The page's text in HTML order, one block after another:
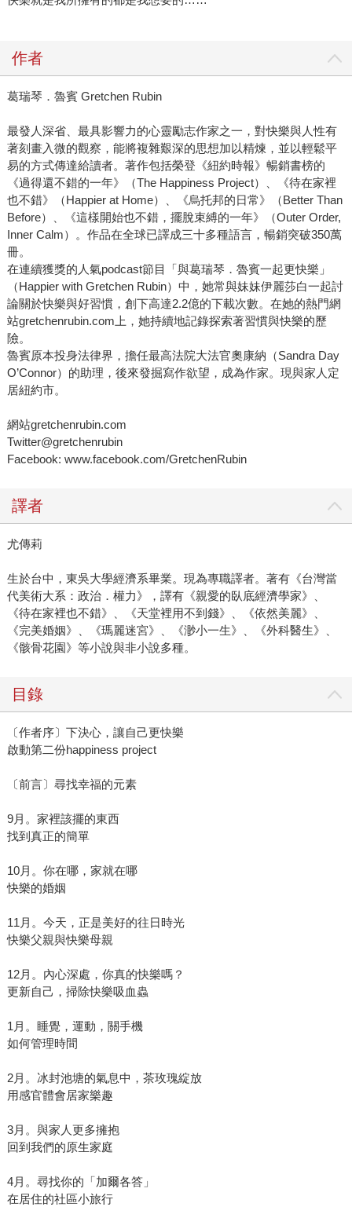
作者
葛瑞琴．魯賓 Gretchen Rubin
最發人深省、最具影響力的心靈勵志作家之一，對快樂與人性有
著刻畫入微的觀察，能將複雜艱深的思想加以精煉，並以輕鬆平
易的方式傳達給讀者。著作包括榮登《紐約時報》暢銷書榜的
《過得還不錯的一年》（The Happiness Project）、《待在家裡
也不錯》（Happier at Home）、《烏托邦的日常》（Better Than
Before）、《這樣開始也不錯，擺脫束縛的一年》（Outer Order,
Inner Calm）。作品在全球已譯成三十多種語言，暢銷突破350萬
冊。
在連續獲獎的人氣podcast節目「與葛瑞琴．魯賓一起更快樂」
（Happier with Gretchen Rubin）中，她常與妹妹伊麗莎白一起討
論關於快樂與好習慣，創下高達2.2億的下載次數。在她的熱門網
站gretchenrubin.com上，她持續地記錄探索著習慣與快樂的歷
險。
魯賓原本投身法律界，擔任最高法院大法官奧康納（Sandra Day
O’Connor）的助理，後來發掘寫作欲望，成為作家。現與家人定
居紐約市。
網站gretchenrubin.com
Twitter@gretchenrubin
Facebook: www.facebook.com/GretchenRubin
譯者
尤傳莉
生於台中，東吳大學經濟系畢業。現為專職譯者。著有《台灣當
代美術大系：政治．權力》，譯有《親愛的臥底經濟學家》、
《待在家裡也不錯》、《天堂裡用不到錢》、《依然美麗》、
《完美婚姻》、《瑪麗迷宮》、《渺小一生》、《外科醫生》、
《骸骨花園》等小說與非小說多種。
目錄
〔作者序〕下決心，讓自己更快樂
啟動第二份happiness project
〔前言〕尋找幸福的元素
9月。家裡該擺的東西
找到真正的簡單
10月。你在哪，家就在哪
快樂的婚姻
11月。今天，正是美好的往日時光
快樂父親與快樂母親
12月。內心深處，你真的快樂嗎？
更新自己，掃除快樂吸血蟲
1月。睡覺，運動，關手機
如何管理時間
2月。冰封池塘的氣息中，茶玫瑰綻放
用感官體會居家樂趣
3月。與家人更多擁抱
回到我們的原生家庭
4月。尋找你的「加爾各答」
在居住的社區小旅行